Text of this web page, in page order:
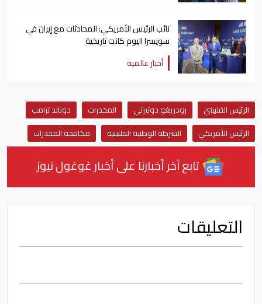
نائب الرئيس الأمريكي: المحادثات مع إيران في
سويسرا اليوم كانت تاريخية
أخبار عالمية
الرئيس الفلبيني رودريغو دوتيرتي المخدرات
دونالد ترامب
الرئيس الأمريكي
الشرطة الوطنية الفلبينية مكافحة المخدرات
تابع آخر أخبارنا على أخبار غوغول نيوز
التعليقات